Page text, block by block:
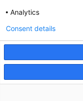
Analytics
Consent details